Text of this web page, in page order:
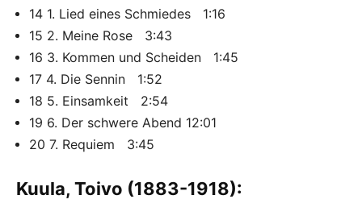
14 1. Lied eines Schmiedes 1:16
15 2. Meine Rose 3:43
16 3. Kommen und Scheiden 1:45
17 4. Die Sennin 1:52
18 5. Einsamkeit 2:54
19 6. Der schwere Abend 12:01
20 7. Requiem 3:45
Kuula, Toivo (1883-1918):